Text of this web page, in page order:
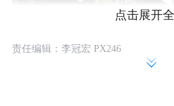
点击展开
责任编辑：李冠宏 PX246